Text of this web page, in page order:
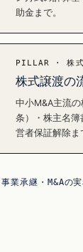
助金まで。
PILLAR · 株式
株式譲渡の
中小M&A主流
条）・株主名
営者保証解除ま
事業承継・M&A